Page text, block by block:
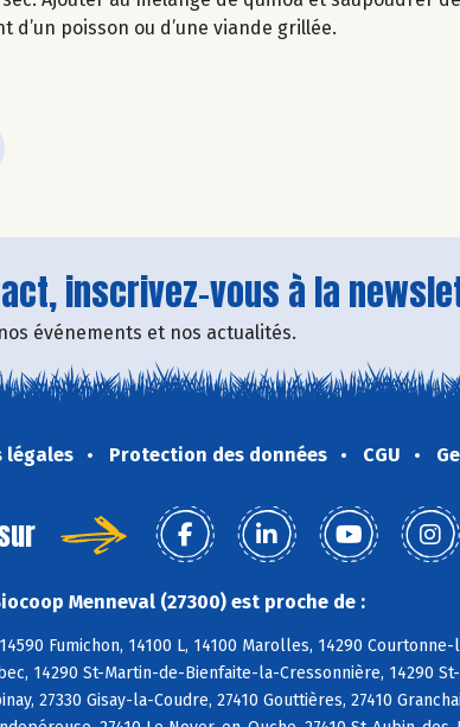
poisson ou d’une viande grillée.
inscrivez-vous à la
événements et nos actualités.
légales Protection des données CGU
Menneval (27300) est proche de :
Fumichon, 14100 L, 14100 Marolles, 14290
14290 St-Martin-de-Bienfaite-la-Cressonnière, 14290
27330 Gisay-la-Coudre, 27410 Gouttières, 27410